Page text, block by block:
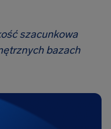
szacunkowa
bazach